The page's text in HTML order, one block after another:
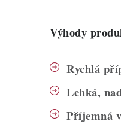
Výhody
Rychlá
Lehká,
Příjemná